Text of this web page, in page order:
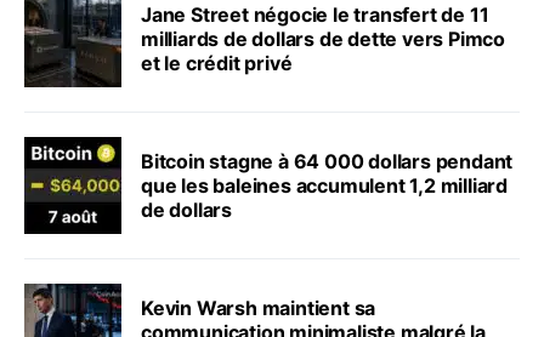
Jane Street négocie le transfert de 11
milliards de dollars de dette vers Pimco
et le crédit privé
Bitcoin stagne à 64 000 dollars pendant
que les baleines accumulent 1,2 milliard
de dollars
Kevin Warsh maintient sa
communication minimaliste malgré la